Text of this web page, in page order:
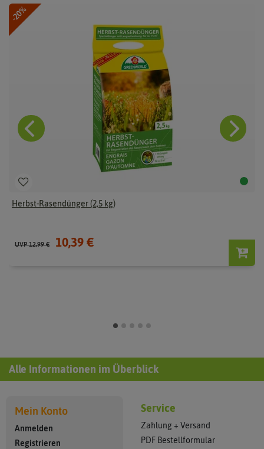
-20%
Herbst-Rasendünger (2,5 kg)
UVP 12,99 € 10,39 €
Alle Informationen im Überblick
Mein Konto
Anmelden
Registrieren
Service
Zahlung + Versand
PDF Bestellformular